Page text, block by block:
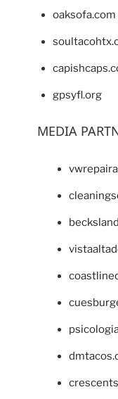
oaksofa.com
gpsyfl.org
MEDIA